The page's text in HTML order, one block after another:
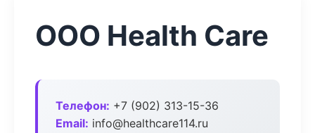
ООО Health Care
Телефон: +7 (902) 313-15-36
Email: info@healthcare114.ru